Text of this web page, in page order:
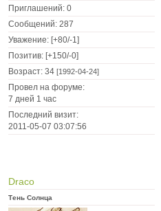
Приглашений: 0
Сообщений: 287
Уважение: [+80/-1]
Позитив: [+150/-0]
Возраст: 34[1992-04-24]
Провел на форуме:
7 дней 1 час
Последний визит:
2011-05-07 03:07:56
Draco
Тень Солнца